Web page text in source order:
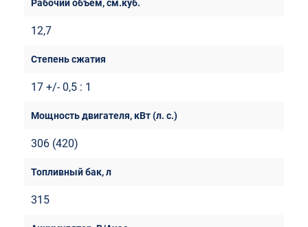
12,7
17 +/- 0,5 : 1
306 (420)
315